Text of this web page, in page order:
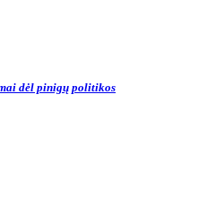
dėl pinigų politikos